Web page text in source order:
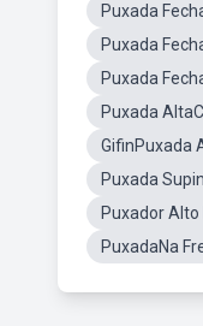
Puxada
Puxada
Puxada
Puxada
GifinPuxada
Puxada
Puxador
PuxadaNa